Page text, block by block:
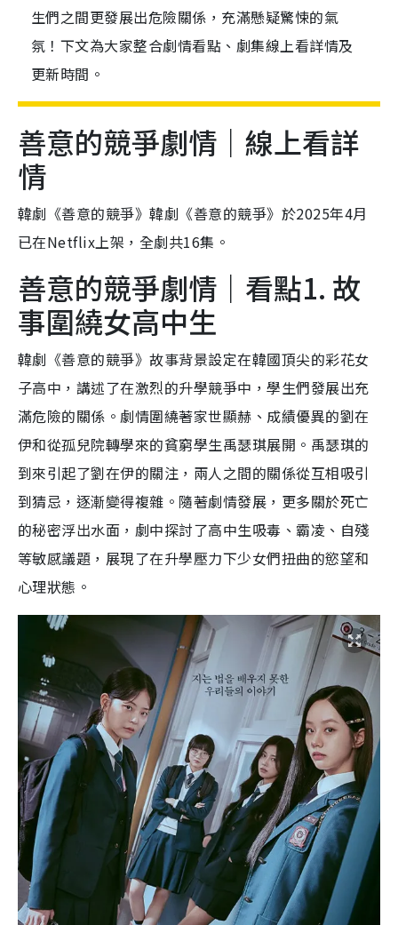
生們之間更發展出危險關係，充滿懸疑驚悚的氣
氛！下文為大家整合劇情看點、劇集線上看詳情及
更新時間。
善意的競爭劇情｜線上看詳
情
韓劇《善意的競爭》韓劇《善意的競爭》於2025年4月
已在Netflix上架，全劇共16集。
善意的競爭劇情｜看點1. 故
事圍繞女高中生
韓劇《善意的競爭》故事背景設定在韓國頂尖的彩花女
子高中，講述了在激烈的升學競爭中，學生們發展出充
滿危險的關係。劇情圍繞著家世顯赫、成績優異的劉在
伊和從孤兒院轉學來的貧窮學生禹瑟琪展開。禹瑟琪的
到來引起了劉在伊的關注，兩人之間的關係從互相吸引
到猜忌，逐漸變得複雜。隨著劇情發展，更多關於死亡
的秘密浮出水面，劇中探討了高中生吸毒、霸凌、自殘
等敏感議題，展現了在升學壓力下少女們扭曲的慾望和
心理狀態。